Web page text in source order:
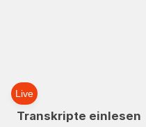
Live
Transkripte einlesen